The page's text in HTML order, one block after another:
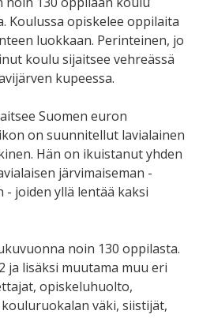
Koulussa opiskelee oppilaita
luokkaan. Perinteinen, jo
koulu sijaitsee vehreässä
kupeessa.
Suomen euron
on suunnitellut lavialainen
Hän on ikuistanut yhden
järvimaiseman -
- joiden yllä lentää kaksi
noin 130 oppilasta.
ja lisäksi muutama muu eri
opiskeluhuolto,
väki, siistijät,